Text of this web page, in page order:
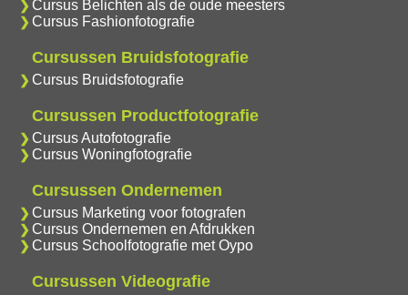
Cursus Belichten als de oude meesters
Cursus Fashionfotografie
Cursussen Bruidsfotografie
Cursus Bruidsfotografie
Cursussen Productfotografie
Cursus Autofotografie
Cursus Woningfotografie
Cursussen Ondernemen
Cursus Marketing voor fotografen
Cursus Ondernemen en Afdrukken
Cursus Schoolfotografie met Oypo
Cursussen Videografie